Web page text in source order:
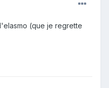
(que je regrette